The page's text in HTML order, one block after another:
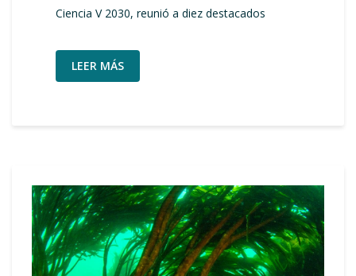
Ciencia V 2030, reunió a diez destacados
LEER MÁS